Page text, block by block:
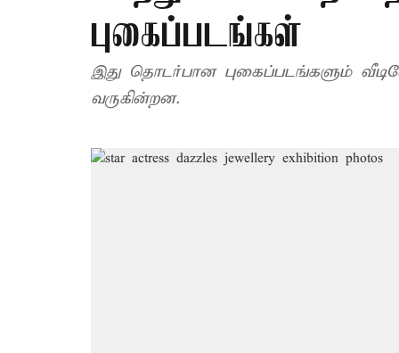
புகைப்படங்கள்
இது தொடர்பான புகைப்படங்களும்
வருகின்றன.